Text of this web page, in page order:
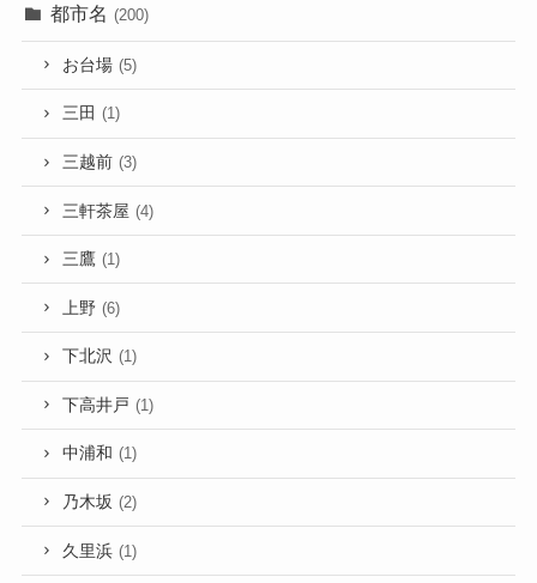
都市名 (200)
お台場 (5)
三田 (1)
三越前 (3)
三軒茶屋 (4)
三鷹 (1)
上野 (6)
下北沢 (1)
下高井戸 (1)
中浦和 (1)
乃木坂 (2)
久里浜 (1)